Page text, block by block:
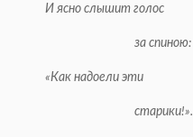
И ясно слышит голос
за спиною:
«Как надоели эти
старики!».